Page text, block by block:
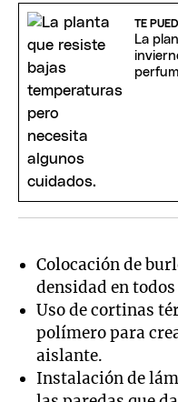
TE
La
Colocación de
densidad en
Uso de cortinas
polímero para
aislante.
Instalación de